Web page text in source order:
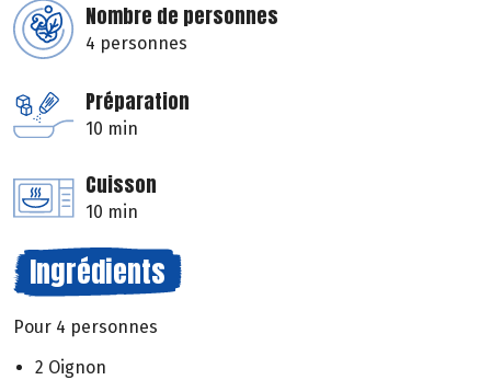
Nombre de personnes
4 personnes
Préparation
10 min
Cuisson
10 min
Ingrédients
Pour 4 personnes
2 Oignon